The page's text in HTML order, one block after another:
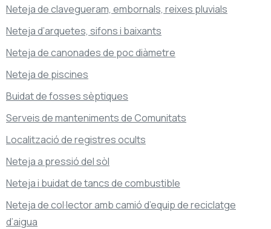
Neteja de clavegueram, embornals, reixes pluvials
Neteja d’arquetes, sifons i baixants
Neteja de canonades de poc diàmetre
Neteja de piscines
Buidat de fosses sèptiques
Serveis de manteniments de Comunitats
Localització de registres ocults
Neteja a pressió del sòl
Neteja i buidat de tancs de combustible
Neteja de col·lector amb camió d’equip de reciclatge
d’aigua